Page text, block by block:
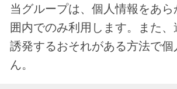
当グループは、個人情報をあ
囲内でのみ利用します。また
誘発するおそれがある方法で
ん。